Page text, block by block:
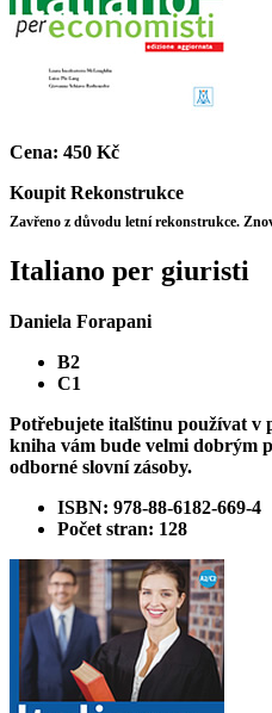
Cena: 450 Kč
Koupit Rekonstrukce
Zavřeno z důvodu letní rekonstrukce.
Italiano per giuristi
Daniela Forapani
B2
C1
Potřebujete italštinu používat v
kniha vám bude velmi dobrým
odborné slovní zásoby.
ISBN: 978-88-6182-669-4
Počet stran: 128